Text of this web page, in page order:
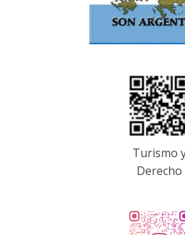
Turismo
Derecho